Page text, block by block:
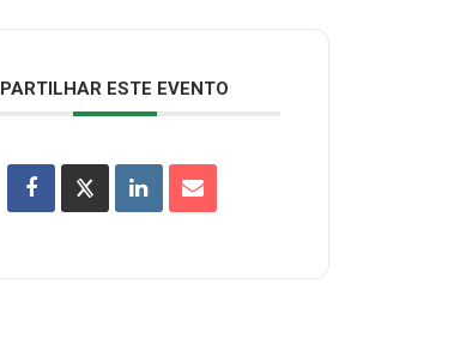
PARTILHAR ESTE EVENTO